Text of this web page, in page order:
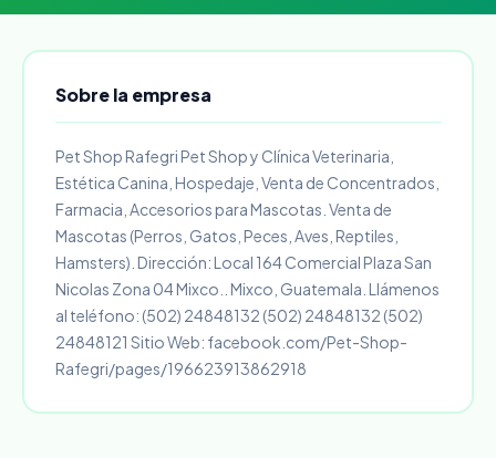
Sobre la empresa
Pet Shop Rafegri Pet Shop y Clínica Veterinaria,
Estética Canina, Hospedaje, Venta de Concentrados,
Farmacia, Accesorios para Mascotas. Venta de
Mascotas (Perros, Gatos, Peces, Aves, Reptiles,
Hamsters). Dirección: Local 164 Comercial Plaza San
Nicolas Zona 04 Mixco.. Mixco, Guatemala. Llámenos
al teléfono: (502) 24848132 (502) 24848132 (502)
24848121 Sitio Web: facebook.com/Pet-Shop-
Rafegri/pages/196623913862918